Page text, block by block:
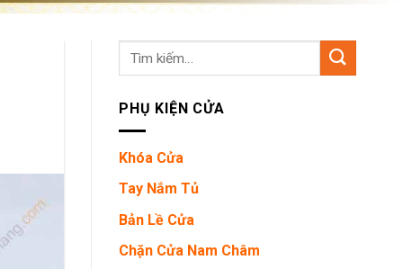
Tìm
PHỤ KIỆN CỬA
Khóa Cửa
Tay Nắm Tủ
Bản Lề Cửa
Chặn Cửa Nam Châm